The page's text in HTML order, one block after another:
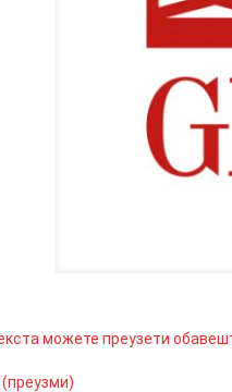
можете преузети
(преузми)